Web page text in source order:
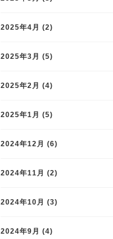
2025年4月 (2)
2025年3月 (5)
2025年2月 (4)
2025年1月 (5)
2024年12月 (6)
2024年11月 (2)
2024年10月 (3)
2024年9月 (4)